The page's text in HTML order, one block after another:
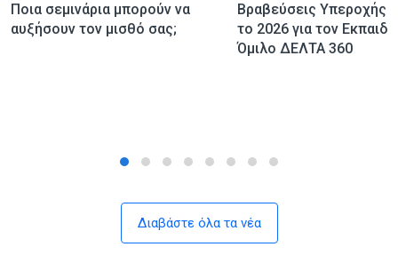
Ποια σεμινάρια μπορούν να
αυξήσουν τον μισθό σας;
Βραβεύσεις Υπεροχής
το 2026 για τον
Όμιλο ΔΕΛΤΑ 360
Διαβάστε όλα τα νέα